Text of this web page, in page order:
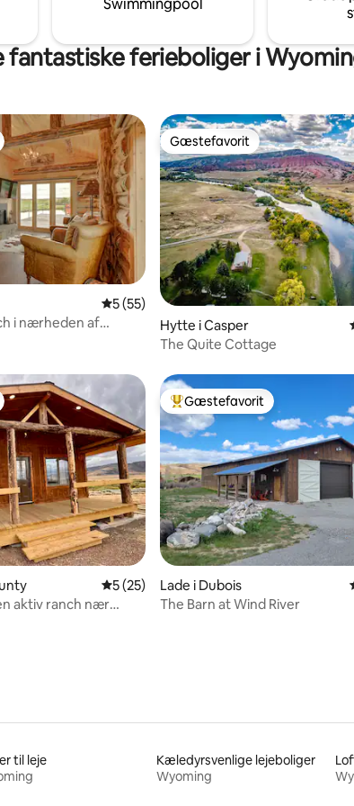
rundt på ejendommen.
Swimmingpool
fantastiske ferieboliger i
36 omtaler
5 ud af 5 i gennemsnitlig bedømmelse,
5 (55)
i nærheden af
Gæstefavorit
Gæstefavorit
Hytte i Casper
The Quite Cottage
84 omtaler
5 ud af 5 i gennemsnitlig bedømmelse,
5 (25)
aktiv ranch nær
Bedste gæstefavorit
Gæstefavorit
Lade i Dubois
The Barn at Wind River
til leje
Kæledyrsvenlige lejeboliger
Wyoming